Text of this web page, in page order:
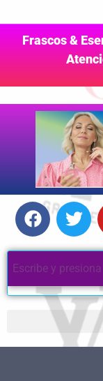
Frascos &